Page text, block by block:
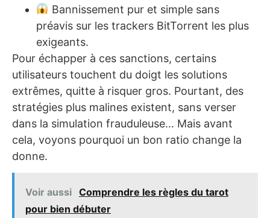
Bannissement pur et simple sans
préavis sur les trackers BitTorrent les plus
exigeants.
Pour échapper à ces sanctions, certains
utilisateurs touchent du doigt les solutions
extrêmes, quitte à risquer gros. Pourtant, des
stratégies plus malines existent, sans verser
dans la simulation frauduleuse… Mais avant
cela, voyons pourquoi un bon ratio change la
donne.
Voir aussi Comprendre les règles du tarot
pour bien débuter